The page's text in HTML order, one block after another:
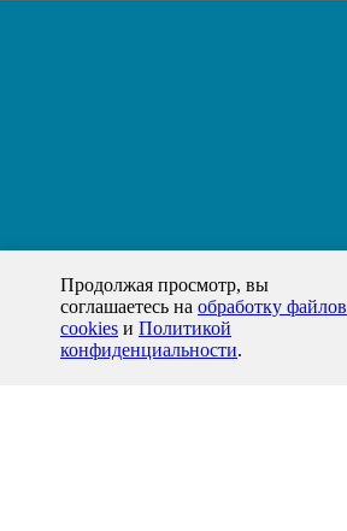
Продолжая просмотр, вы
соглашаетесь на обработку файлов
cookies и Политикой
конфиденциальности.